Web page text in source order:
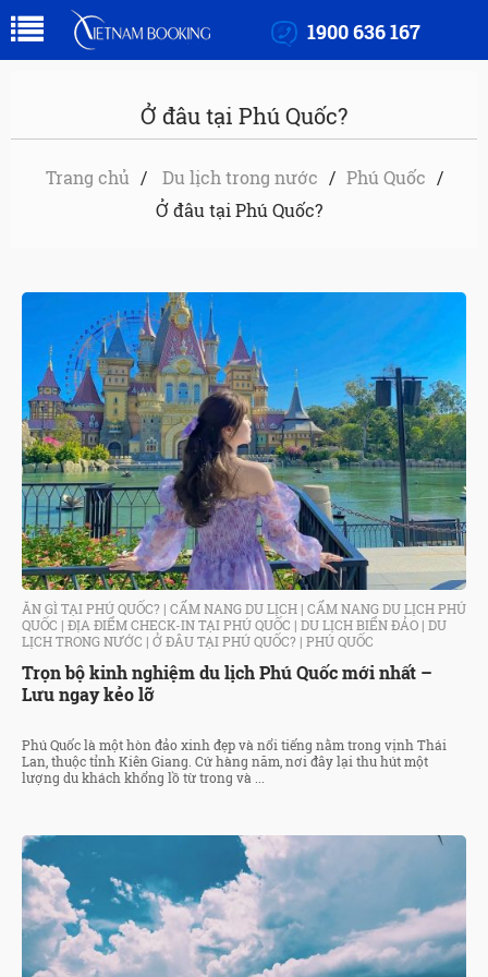
1900 636 167
Ở đâu tại Phú Quốc?
Trang chủ Du lịch trong nước
Phú Quốc
Ở đâu tại Phú Quốc?
ĂN GÌ TẠI PHÚ QUỐC? | CẨM NANG DU LỊCH | CẨM NANG DU LỊCH PHÚ
QUỐC | ĐỊA ĐIỂM CHECK-IN TẠI PHÚ QUỐC | DU LỊCH BIỂN ĐẢO | DU
LỊCH TRONG NƯỚC | Ở ĐÂU TẠI PHÚ QUỐC? | PHÚ QUỐC
Trọn bộ kinh nghiệm du lịch Phú Quốc mới nhất –
Lưu ngay kẻo lỡ
Phú Quốc là một hòn đảo xinh đẹp và nổi tiếng nằm trong vịnh Thái
Lan, thuộc tỉnh Kiên Giang. Cứ hàng năm, nơi đây lại thu hút một
lượng du khách khổng lồ từ trong và ...